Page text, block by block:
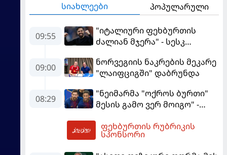
სიახლეები პოპულარული
09:55
"იტალიური ფეხბურთის
ძალიან მჯერა" - სესკ
09:00
ნორვეგიის ნაკრების მეკარე
"ლაიფციგში" დაბრუნდა
08:29
"ნეიმარმა "ოქროს ბურთი"
მესის გამო ვერ მოიგო" -
აგენტი
ფეხბურთის რუბრიკის
სპონსორი